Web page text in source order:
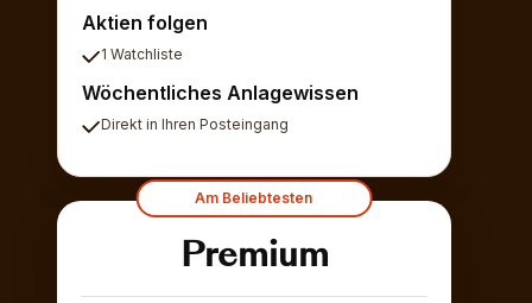
Aktien folgen
1 Watchliste
Wöchentliches Anlagewissen
Direkt in Ihren Posteingang
Am Beliebtesten
Premium